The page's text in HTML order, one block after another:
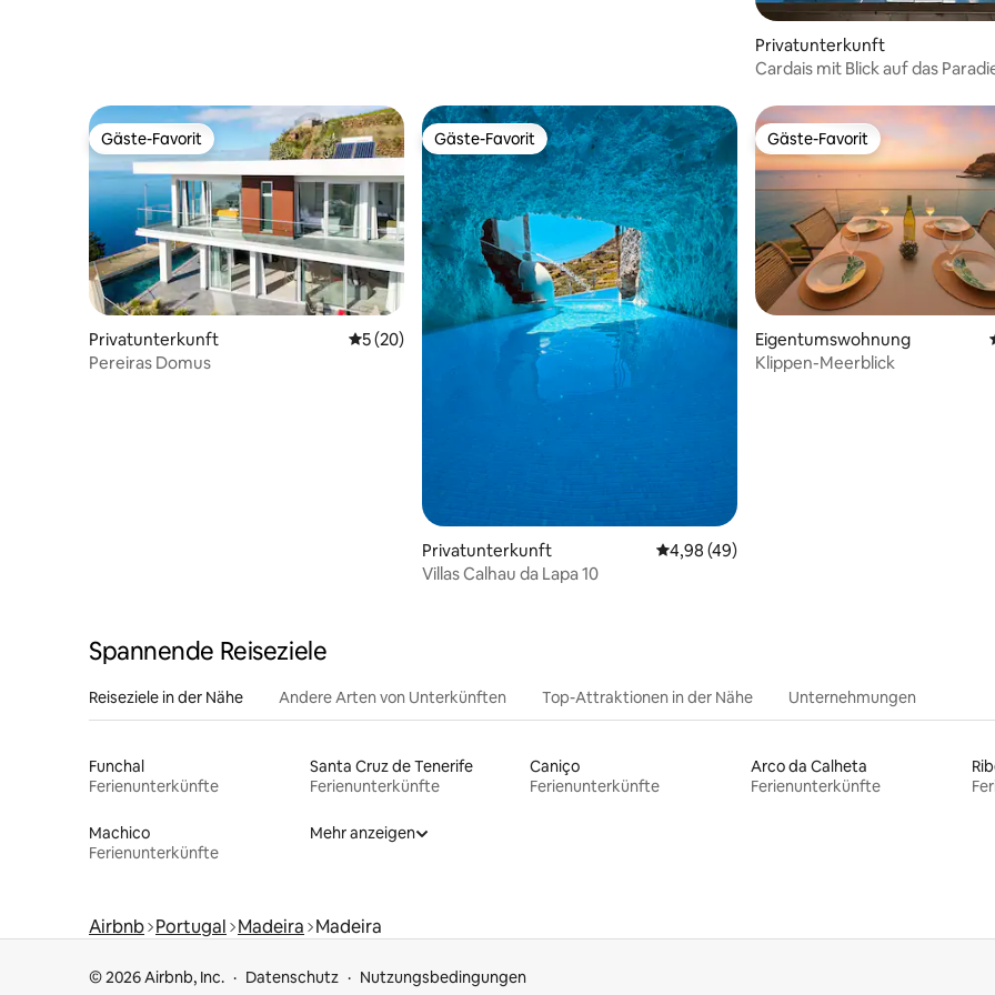
Privatunterkunft
Cardais mit Blick auf das
Gäste-Favorit
Gäste-Favorit
Privatunterkunft Durchschnittliche Bewertung: 5 von 5, 20 Bewertungen
5 (20)
Pereiras Domus
Gäste-Favorit
Gäste-Favorit
Privatunterkunft Durchschnittliche Bewertung: 4,98 von 5,
4,98 (49)
Villas Calhau da Lapa 10
Gäste-Favorit
Gäste-Favorit
Eigentumswohnung
Klippen-Meerblick
Spannende Reiseziele
Reiseziele in der Nähe Andere Arten von Unterkünften Top-Attraktionen in der Nähe Unternehmungen
Funchal
Ferienunterkünfte
Santa Cruz de Tenerife
Ferienunterkünfte
Caniço
Ferienunterkünfte
Arco da Calheta
Ferienunterkünfte
Machico
Ferienunterkünfte
Mehr anzeigen
Airbnb Portugal Madeira Madeira
© 2026 Airbnb, Inc. Datenschutz Nutzungsbedingungen